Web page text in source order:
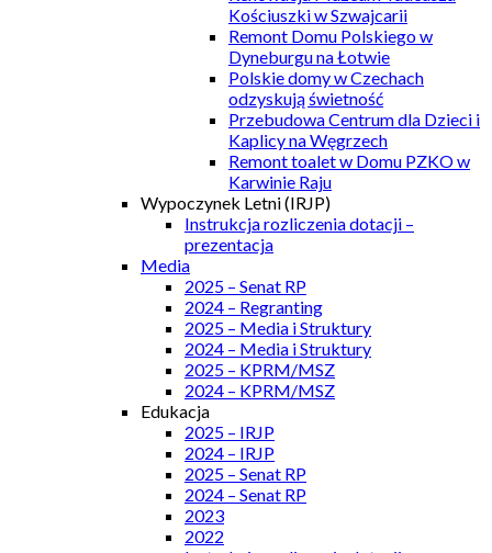
Kościuszki w Szwajcarii
Remont Domu Polskiego w
Dyneburgu na Łotwie
Polskie domy w Czechach
odzyskują świetność
Przebudowa Centrum dla Dzieci i
Kaplicy na Węgrzech
Remont toalet w Domu PZKO w
Karwinie Raju
Wypoczynek Letni (IRJP)
Instrukcja rozliczenia dotacji –
prezentacja
Media
2025 – Senat RP
2024 – Regranting
2025 – Media i Struktury
2024 – Media i Struktury
2025 – KPRM/MSZ
2024 – KPRM/MSZ
Edukacja
2025 – IRJP
2024 – IRJP
2025 – Senat RP
2024 – Senat RP
2023
2022